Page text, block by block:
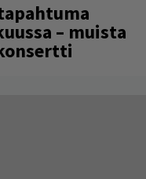
– muista